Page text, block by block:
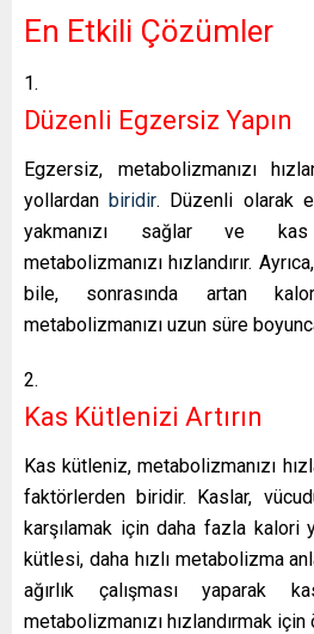
En Etkili Çözümler
Düzenli Egzersiz Yapın
Egzersiz, metabolizmanızı
yollardanbiridir. Düzenli olarak
yakmanızı sağlar ve
metabolizmanızı hızlandırır.
bile, sonrasında artan
metabolizmanızı uzun süre
Kas Kütlenizi Artırın
Kas kütleniz, metabolizmanızı
faktörlerden biridir. Kaslar,
karşılamak için daha fazla kalori
kütlesi, daha hızlı metabolizma
ağırlık çalışması yaparak
metabolizmanızı hızlandırmak için